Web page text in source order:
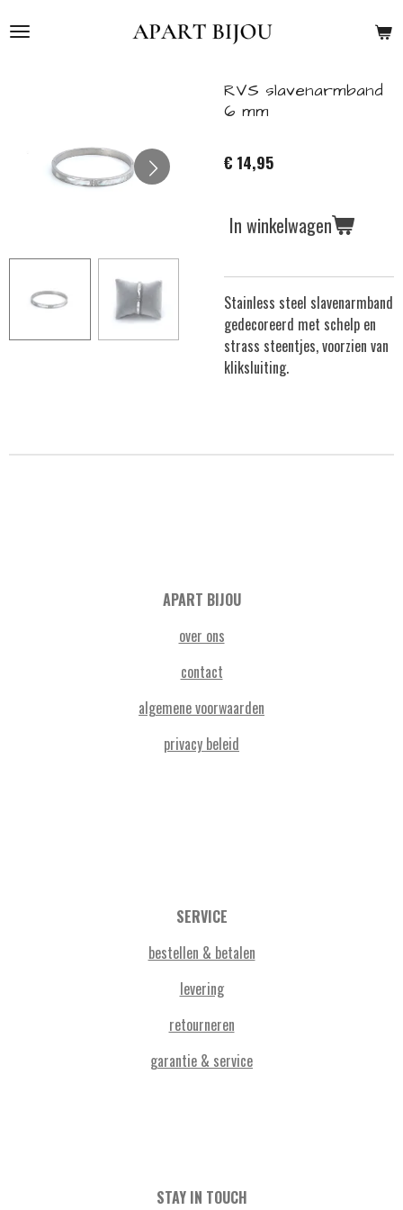
direct
RVS slavenarmband
6 mm
€ 14,95
In winkelwagen
Stainless steel slavenarmband
gedecoreerd met schelp en
strass steentjes, voorzien van
kliksluiting.
APART BIJOU
over ons
contact
algemene voorwaarden
privacy beleid
SERVICE
bestellen & betalen
levering
retourneren
garantie & service
STAY IN TOUCH